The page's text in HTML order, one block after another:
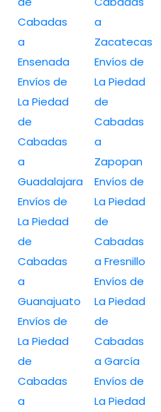
Cabadas
a
Ensenada
Envíos de
La Piedad
de
Cabadas
a
Guadalajara
Envíos de
La Piedad
de
Cabadas
a
Guanajuato
Envíos de
La Piedad
de
Cabadas
a
a
Zacatecas
Envíos de
La Piedad
de
Cabadas
a
Zapopan
Envíos de
La Piedad
de
Cabadas
a Fresnillo
Envíos de
La Piedad
de
Cabadas
a García
Envíos de
La Piedad